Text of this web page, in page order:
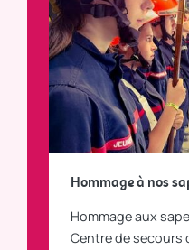
Hommage à nos
Hommage aux
Centre de secours